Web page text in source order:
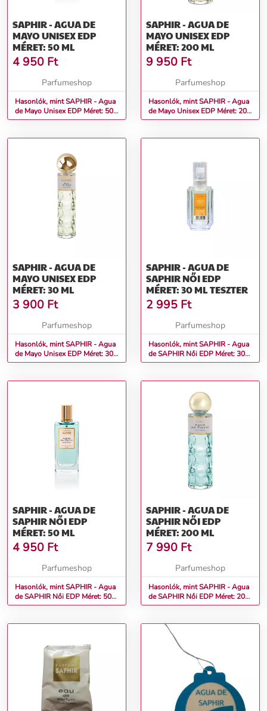
SAPHIR - AGUA DE
MAYO UNISEX EDP
MÉRET: 50 ML
4 950 Ft
Parfumeshop
Hasonlók, mint SAPHIR - Agua
de Mayo Unisex EDP Méret: 50
ml
SAPHIR - AGUA DE
MAYO UNISEX EDP
MÉRET: 200 ML
9 950 Ft
Parfumeshop
Hasonlók, mint SAPHIR - Agua
de Mayo Unisex EDP Méret: 200
ml
SAPHIR - AGUA DE
MAYO UNISEX EDP
MÉRET: 30 ML
3 900 Ft
Parfumeshop
Hasonlók, mint SAPHIR - Agua
de Mayo Unisex EDP Méret: 30
ml
SAPHIR - AGUA DE
SAPHIR NŐI EDP
MÉRET: 30 ML TESZTER
2 995 Ft
Parfumeshop
Hasonlók, mint SAPHIR - Agua
de SAPHIR Női EDP Méret: 30
ml teszter
SAPHIR - AGUA DE
SAPHIR NŐI EDP
MÉRET: 50 ML
4 950 Ft
Parfumeshop
Hasonlók, mint SAPHIR - Agua
de SAPHIR Női EDP Méret: 50
ml
SAPHIR - AGUA DE
SAPHIR NŐI EDP
MÉRET: 200 ML
7 990 Ft
Parfumeshop
Hasonlók, mint SAPHIR - Agua
de SAPHIR Női EDP Méret: 200
ml